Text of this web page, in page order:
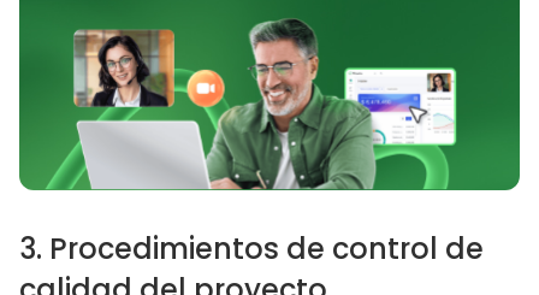
3. Procedimientos de control de